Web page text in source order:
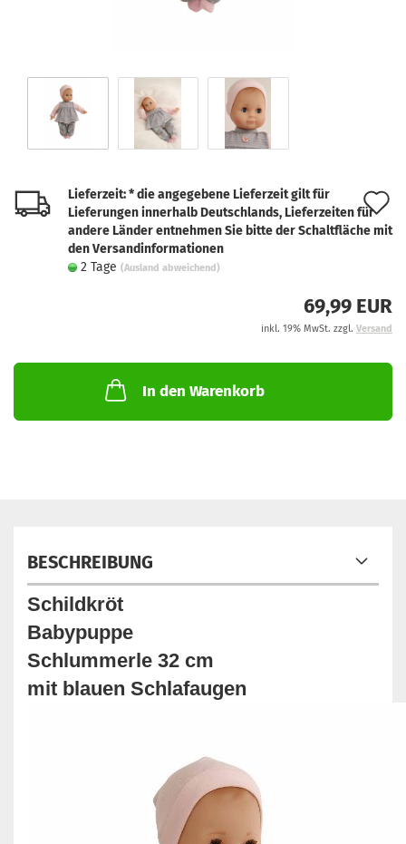
Lieferzeit: * die angegebene Lieferzeit gilt für
Lieferungen innerhalb Deutschlands, Lieferzeiten für
andere Länder entnehmen Sie bitte der Schaltfläche mit
den Versandinformationen
2 Tage (Ausland abweichend)
69,99 EUR
inkl. 19% MwSt. zzgl. Versand
In den Warenkorb
BESCHREIBUNG
Schildkröt
Babypuppe
Schlummerle 32 cm
mit blauen Schlafaugen